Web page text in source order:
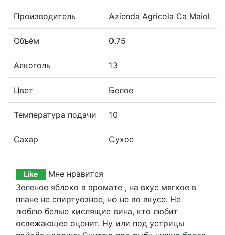
Производитель Azienda Agricola Ca Maiol
Объём 0.75
Алкоголь 13
Цвет Белое
Температура подачи 10
Сахар Сухое
Like
Мне нравится
Зеленое яблоко в аромате , на вкус мягкое в
плане не спиртуозное, но не во вкусе. Не
люблю белые кислящие вина, кто любит
освежающее оценит. Ну или под устрицы